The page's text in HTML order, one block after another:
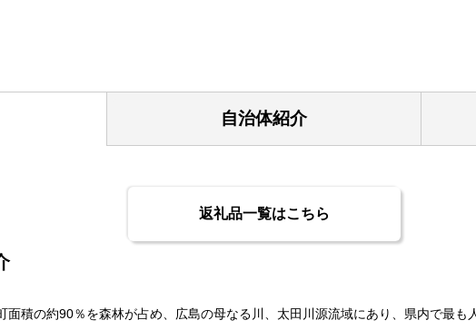
自治体紹介
返礼品一覧はこちら
積の約90％を森林が占め、広島の母なる川、太田川源流域にあり、県内で最も